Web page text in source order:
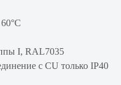
I, RAL7035
с CU только IP40